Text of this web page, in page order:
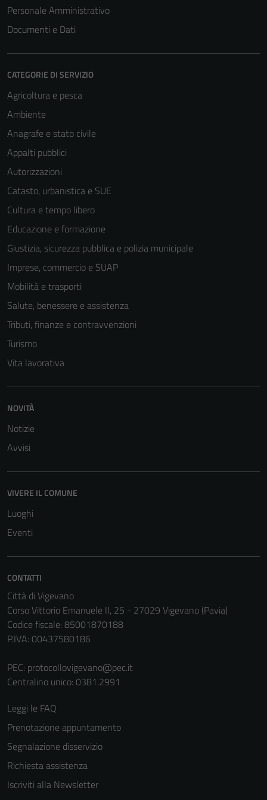
Personale Amministrativo
Documenti e Dati
CATEGORIE DI SERVIZIO
Agricoltura e pesca
Ambiente
Anagrafe e stato civile
Appalti pubblici
Autorizzazioni
Catasto, urbanistica e SUE
Cultura e tempo libero
Educazione e formazione
Giustizia, sicurezza pubblica e polizia municipale
Imprese, commercio e SUAP
Mobilità e trasporti
Salute, benessere e assistenza
Tributi, finanze e contravvenzioni
Turismo
Vita lavorativa
NOVITÀ
Notizie
Avvisi
VIVERE IL COMUNE
Luoghi
Eventi
CONTATTI
Città di Vigevano
Corso Vittorio Emanuele II, 25 - 27029 Vigevano (Pavia)
Codice fiscale: 85001870188
P.IVA: 00437580186
PEC: protocollovigevano@pec.it
Centralino unico: 0381.2991
Leggi le FAQ
Prenotazione appuntamento
Segnalazione disservizio
Richiesta assistenza
Iscriviti alla Newsletter